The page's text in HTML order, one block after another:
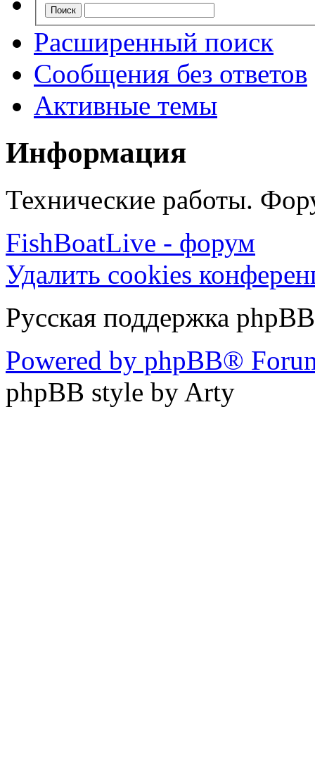
Расширенный поиск
Сообщения без ответов
Активные темы
Информация
Технические работы.
FishBoatLive - форум
Удалить cookies
Русская поддержка phpBB
Powered by phpBB®
phpBB style by Arty